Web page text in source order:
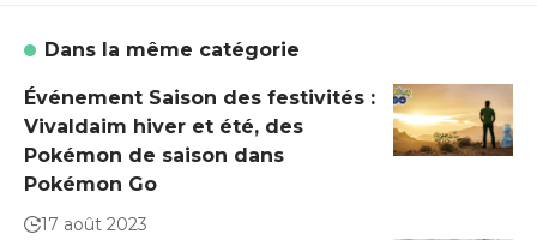
Dans la même catégorie
Événement Saison des festivités :
Vivaldaim hiver et été, des
Pokémon de saison dans
Pokémon Go
17 août 2023